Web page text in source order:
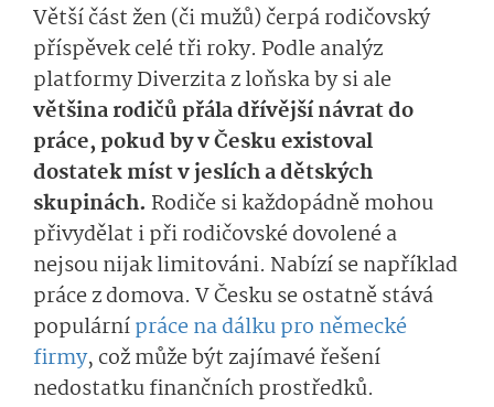
Větší část žen (či mužů) čerpá rodičovský
příspěvek celé tři roky. Podle analýz
platformy Diverzita z loňska by si ale
většina rodičů přála dřívější návrat do
práce, pokud by v Česku existoval
dostatek míst v jeslích a dětských
skupinách. Rodiče si každopádně mohou
přivydělat i při rodičovské dovolené a
nejsou nijak limitováni. Nabízí se například
práce z domova. V Česku se ostatně stává
populárnípráce na dálku pro německé
firmy, což může být zajímavé řešení
nedostatku finančních prostředků.